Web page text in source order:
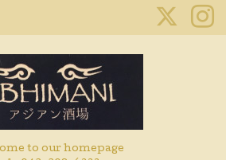
to our homepage